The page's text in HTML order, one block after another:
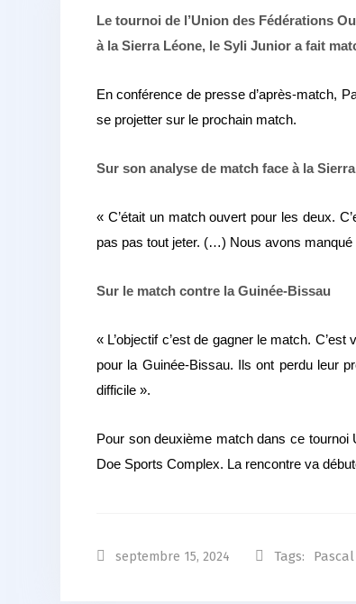
Le tournoi de l’Union des Fédérations
à la Sierra Léone, le Syli Junior a fait
En conférence de presse d’après-match,
se projetter sur le prochain match.
Sur son analyse de match face à la
« C’était un match ouvert pour les deux.
pas pas tout jeter. (…) Nous avons manqué
Sur le match contre la Guinée-Bissau
« L’objectif c’est de gagner le match.
pour la Guinée-Bissau. Ils ont perdu leur
difficile ».
Pour son deuxième match dans ce
Doe Sports Complex. La rencontre va
septembre 15, 2024 Tags: Pascal